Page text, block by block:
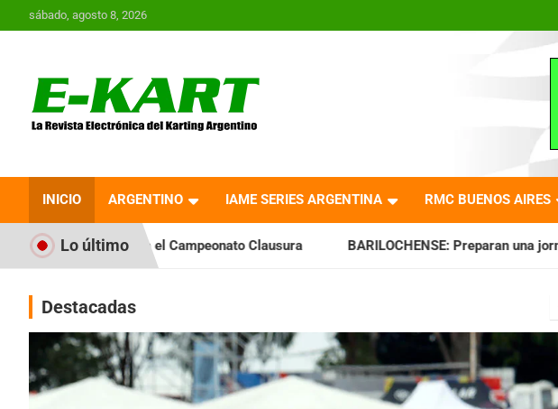
al
sábado, agosto 8, 2026
Revista Electrónica del
Karting en Argentina
INICIO ARGENTINO IAME SERIES ARGENTINA RMC BUENOS AIRES
Lo último
el Campeonato Clausura BARILOCHENSE: Preparan una jornada a puro espectáculo
Destacadas